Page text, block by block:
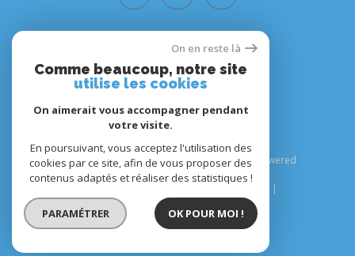
Adhérents
© 2026 | Tous droits réservés | Traduction powered
by Google |
Nos liens
Politique RGPD Cookies
On en reste là
Comme beaucoup, notre site
utilise les cookies
On aimerait vous accompagner pendant
votre visite.
En poursuivant, vous acceptez l'utilisation des
cookies par ce site, afin de vous proposer des
contenus adaptés et réaliser des statistiques !
PARAMÉTRER OK POUR MOI !